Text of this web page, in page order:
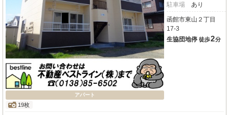
アパート
19枚
駐車場
あり
函館市東山２丁目
17-3
生協団地停 徒歩2分